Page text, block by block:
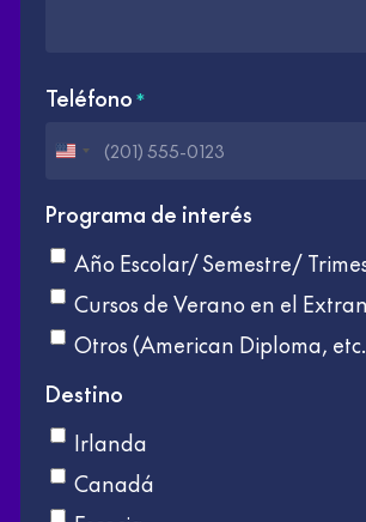
Teléfono *
Estados
+1
Programa de interés
Año Escolar/ Semestre/
Cursos de Verano en el
Otros (American Diploma,
Destino
Irlanda
Canadá